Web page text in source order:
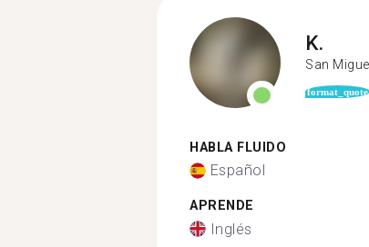
K.
San Miguel
format_quote
HABLA FLUIDO
Español
APRENDE
Inglés